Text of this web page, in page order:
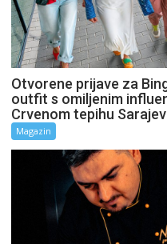
Otvorene prijave za
outfit s omiljenim
Crvenom tepihu
Magazin